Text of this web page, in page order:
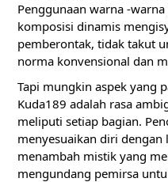
Penggunaan warna -
komposisi dinamis
pemberontak, tidak takut
norma konvensional dan
Tapi mungkin aspek yang
Kuda189 adalah rasa
meliputi setiap bagian.
menyesuaikan diri
menambah mistik yang
mengundang pemirsa